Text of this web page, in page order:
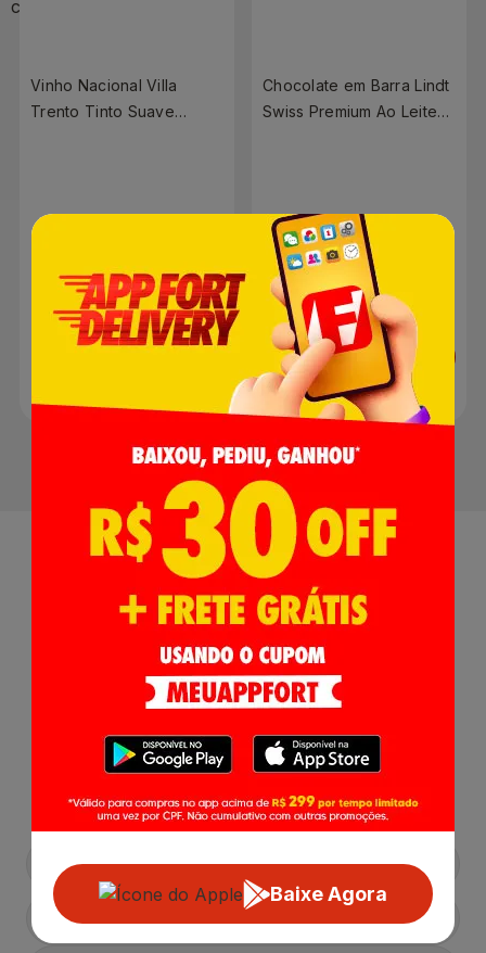
Vinho Nacional Villa
Trento Tinto Suave
R$ 13,90
R$ 8,90
Chocolate em Barra Lindt
Swiss Premium Ao Leite
R$ 99,90
Adicionar
Baixe Agora
Receba nossas Novidades